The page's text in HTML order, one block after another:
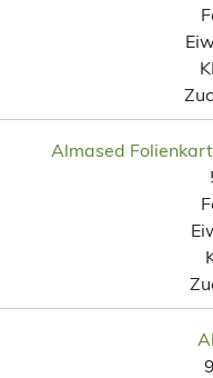
Almased